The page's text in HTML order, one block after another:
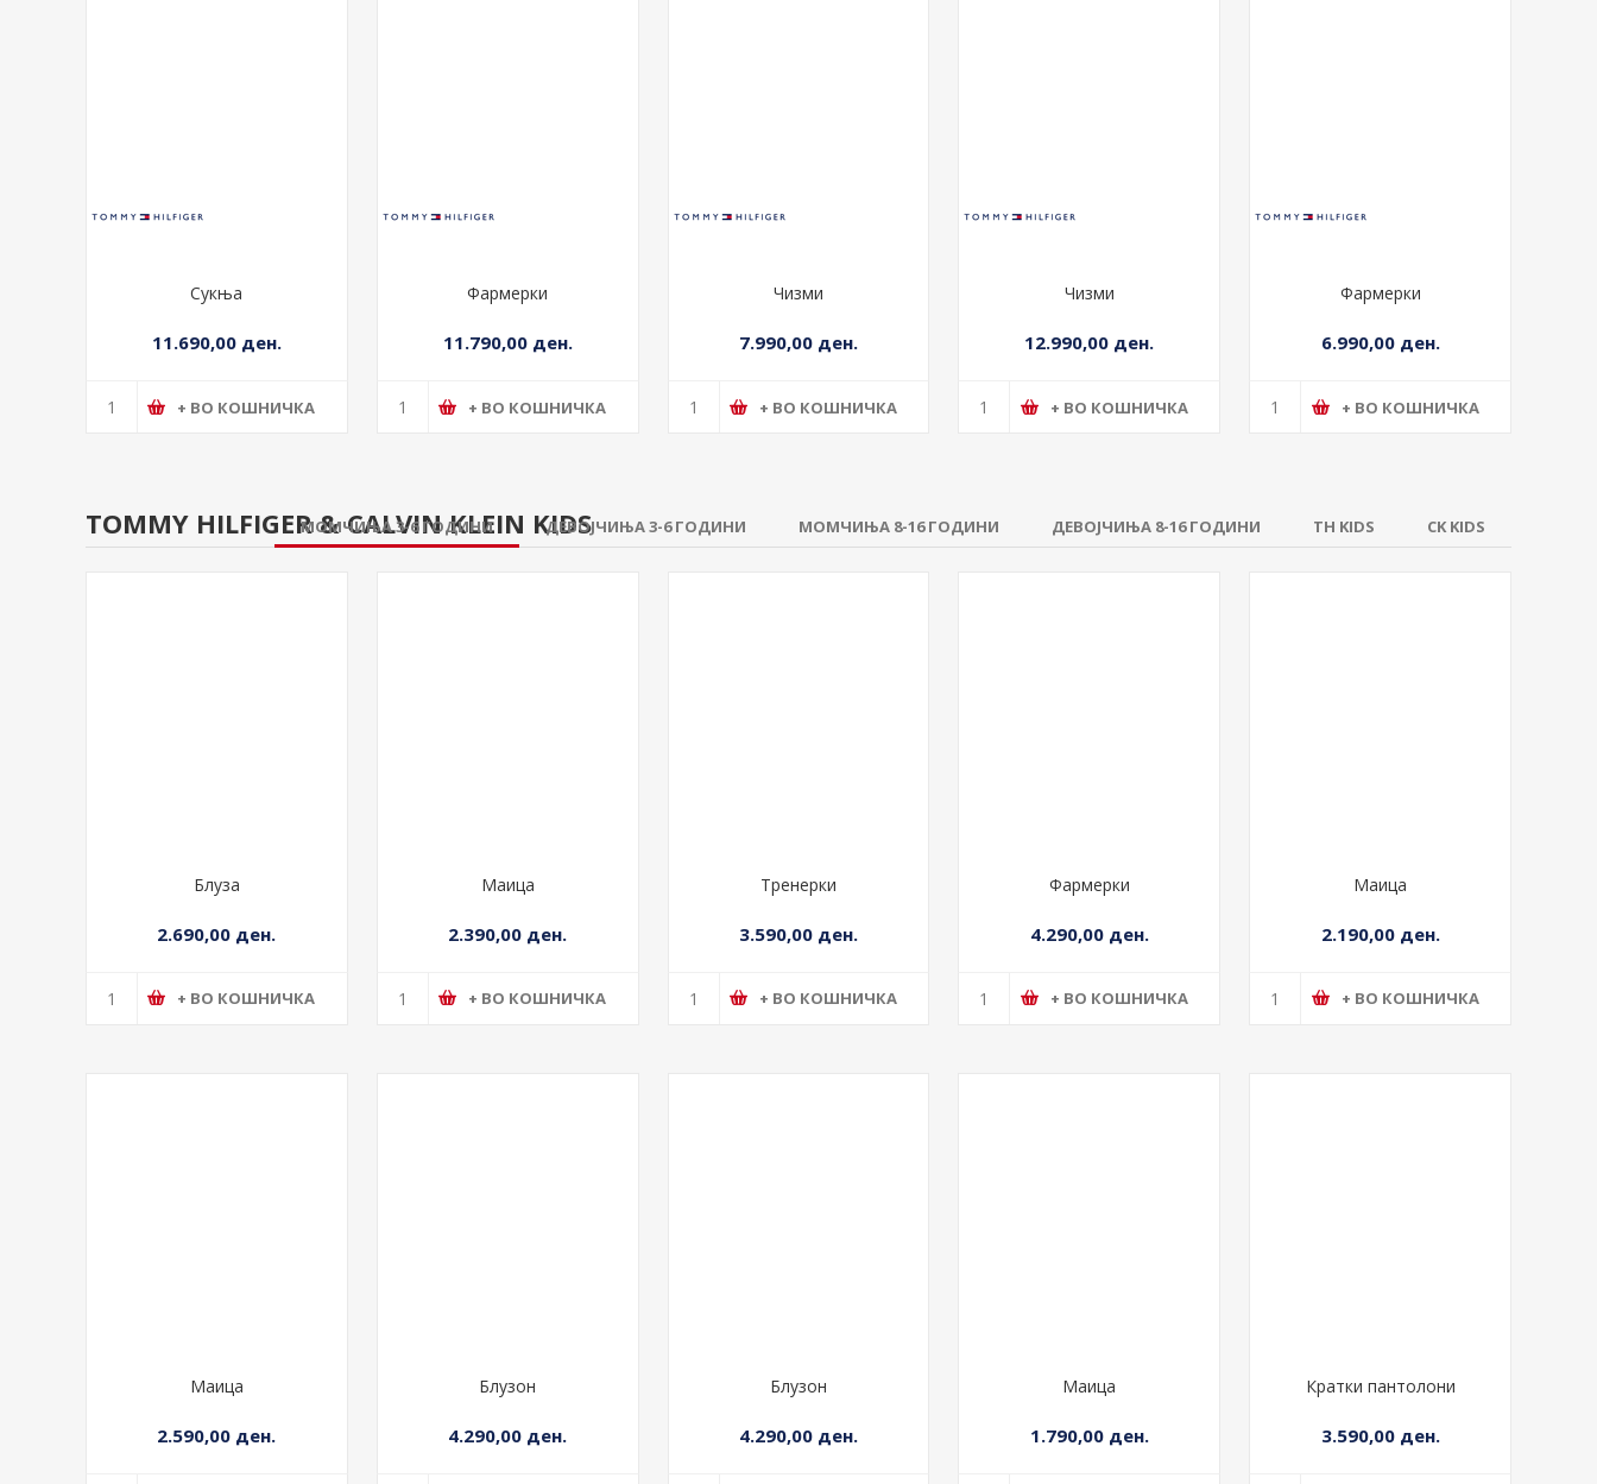
Сукња
11.690,00 ден.
+ ВО КОШНИЧКА
Фармерки
11.790,00 ден.
+ ВО КОШНИЧКА
Чизми
7.990,00 ден.
+ ВО КОШНИЧКА
Чизми
12.990,00 ден.
+ ВО КОШНИЧКА
Фармерки
6.990,00 ден.
+ ВО КОШНИЧКА
TOMMY HILFIGER & CALVIN KLEIN KIDS
МОМЧИЊА 3-6 ГОДИНИ ДЕВОЈЧИЊА 3-6 ГОДИНИ МОМЧИЊА 8-16 ГОДИНИ ДЕВОЈЧИЊА 8-16 ГОДИНИ TH KIDS CK KIDS
Блуза
2.690,00 ден.
+ ВО КОШНИЧКА
Маица
2.390,00 ден.
+ ВО КОШНИЧКА
Тренерки
3.590,00 ден.
+ ВО КОШНИЧКА
Фармерки
4.290,00 ден.
+ ВО КОШНИЧКА
Маица
2.190,00 ден.
+ ВО КОШНИЧКА
Маица
2.590,00 ден.
Блузон
4.290,00 ден.
Блузон
4.290,00 ден.
Маица
1.790,00 ден.
Кратки пантолони
3.590,00 ден.